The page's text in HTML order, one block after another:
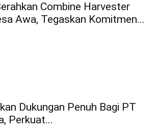
Combine Harvester
Awa, Tegaskan Komitmen...
Dukungan Penuh Bagi PT
Perkuat...